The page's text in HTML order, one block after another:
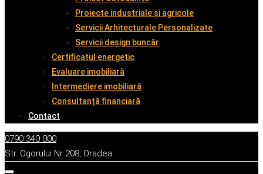
Proiecte industriale și agricole
Servicii Arhitecturale Personalizate
Servicii design buncăr
Certificatul energetic
Evaluare imobiliară
Intermediere imobiliară
Consultanță financiară
Contact
0790 340 000
Str. Ogorului Nr 208, Oradea